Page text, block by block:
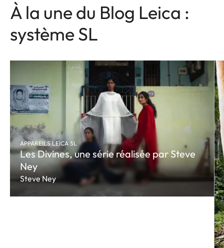
À la une du Blog Leica :
système SL
APPAREILS LEICA SL
Les Divines, une série réalisée par Steve
Ney
Steve Ney